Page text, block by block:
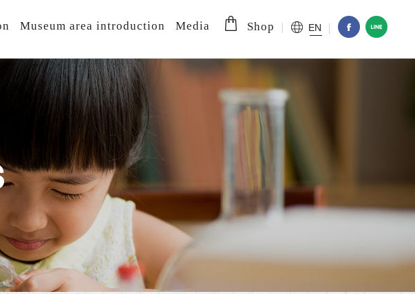
Museum area introduction Media Shop EN